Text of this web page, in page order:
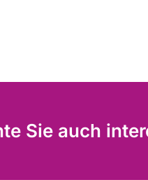
Sie auch